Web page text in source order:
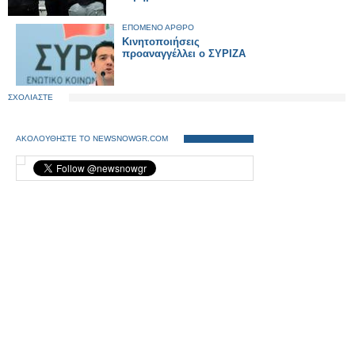
ΕΠΟΜΕΝΟ ΑΡΘΡΟ
Κινητοποιήσεις
προαναγγέλλει ο ΣΥΡΙΖΑ
ΣΧΟΛΙΑΣΤΕ
ΑΚΟΛΟΥΘΗΣΤΕ ΤΟ NEWSNOWGR.COM